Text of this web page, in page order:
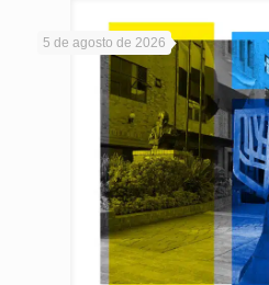
5 de agosto de 2026